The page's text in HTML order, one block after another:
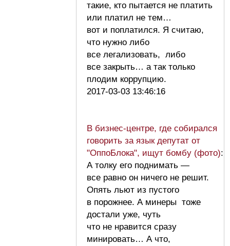
такие, кто пытается не платить
или платил не тем…
вот и поплатился. Я считаю,
что нужно либо
все легализовать, либо
все закрыть… а так только
плодим коррупцию.
2017-03-03 13:46:16
В бизнес-центре, где собирался
говорить за язык депутат от
"ОппоБлока", ищут бомбу (фото):
А толку его поднимать —
все равно он ничего не решит.
Опять льют из пустого
в порожнее. А минеры тоже
достали уже, чуть
что не нравится сразу
минировать… А что,